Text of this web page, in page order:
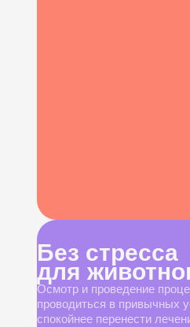
Без стресса
для
Осмотр и проведение
проводиться в привычных
спокойнее перенести